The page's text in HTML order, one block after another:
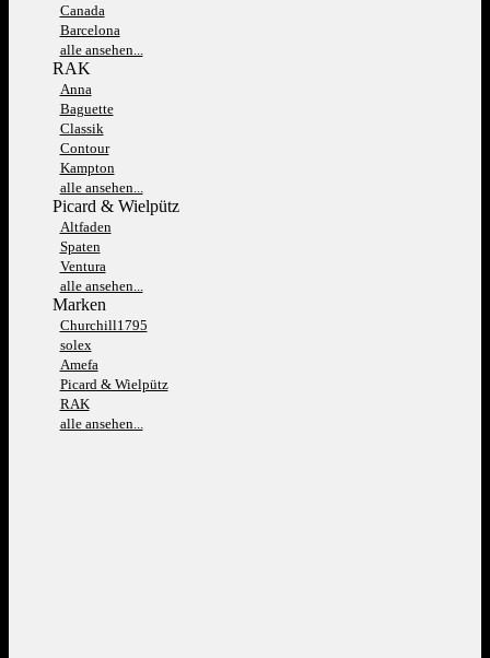
Canada
Barcelona
alle ansehen...
RAK
Anna
Baguette
Classik
Contour
Kampton
alle ansehen...
Picard & Wielpütz
Altfaden
Spaten
Ventura
alle ansehen...
Marken
Churchill1795
solex
Amefa
Picard & Wielpütz
RAK
alle ansehen...